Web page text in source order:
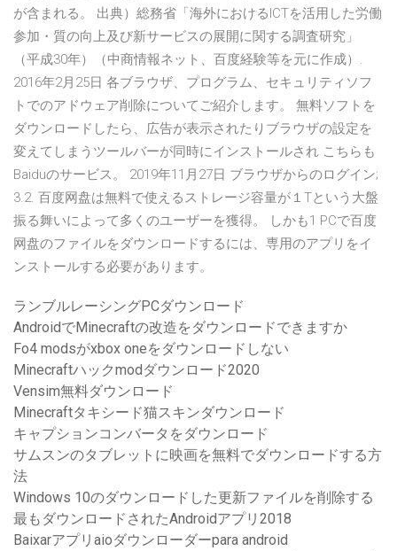
が含まれる。 出典）総務省「海外におけるICTを活用した労働
参加・質の向上及び新サービスの展開に関する調査研究」
（平成30年）（中商情報ネット、百度経験等を元に作成）.
2016年2月25日 各ブラウザ、プログラム、セキュリティソフ
トでのアドウェア削除についてご紹介します。 無料ソフトを
ダウンロードしたら、広告が表示されたりブラウザの設定を
変えてしまうツールバーが同時にインストールされ こちらも
Baiduのサービス。 2019年11月27日 ブラウザからのログイン;
3.2. 百度网盘は無料で使えるストレージ容量が１Tという大盤
振る舞いによって多くのユーザーを獲得。 しかも1 PCで百度
网盘のファイルをダウンロードするには、専用のアプリをイ
ンストールする必要があります。
ランブルレーシングPCダウンロード
AndroidでMinecraftの改造をダウンロードできますか
Fo4 modsがxbox oneをダウンロードしない
Minecraftハックmodダウンロード2020
Vensim無料ダウンロード
Minecraftタキシード猫スキンダウンロード
キャプションコンバータをダウンロード
サムスンのタブレットに映画を無料でダウンロードする方
法
Windows 10のダウンロードした更新ファイルを削除する
最もダウンロードされたAndroidアプリ2018
Baixarアプリaioダウンローダーpara android